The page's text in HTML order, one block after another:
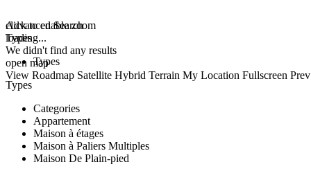
click to enable zoom
loading...
We didn't find any results
open map
View Roadmap Satellite Hybrid Terrain My Location Fullscreen Prev
Advanced Search
Types
Types
Types
Categories
Appartement
Maison à étages
Maison à Paliers Multiples
Maison De Plain-pied